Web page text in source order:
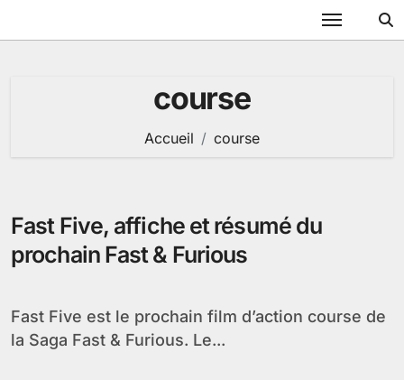
course
Accueil course
Fast Five, affiche et résumé du
prochain Fast & Furious
Fast Five est le prochain film d’action course de
la Saga Fast & Furious. Le...